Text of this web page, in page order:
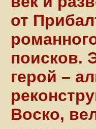
от
поисков.
герой –
Воско,